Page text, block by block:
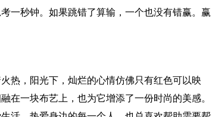
一秒钟。如果跳错了算输，一个也没有错赢。赢
热，阳光下，灿烂的心情仿佛只有红色可以映
在一块布艺上，也为它增添了一份时尚的美感。